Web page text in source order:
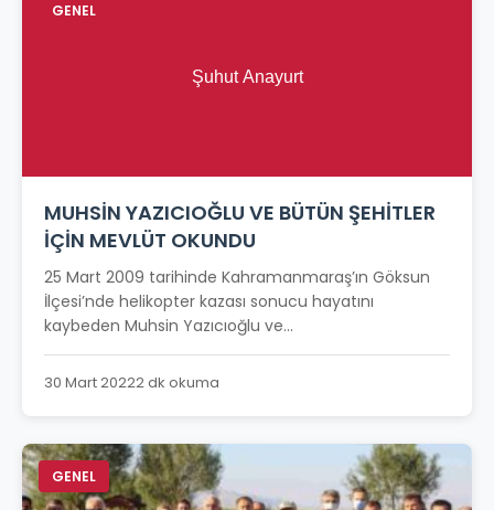
GENEL
MUHSİN YAZICIOĞLU VE BÜTÜN ŞEHİTLER
İÇİN MEVLÜT OKUNDU
25 Mart 2009 tarihinde Kahramanmaraş’ın Göksun
İlçesi’nde helikopter kazası sonucu hayatını
kaybeden Muhsin Yazıcıoğlu ve...
30 Mart 20222 dk okuma
GENEL